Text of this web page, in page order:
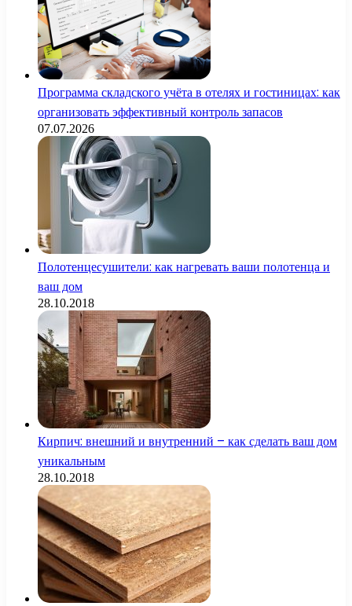
Программа складского учёта в отелях и гостиницах: как
организовать эффективный контроль запасов
07.07.2026
Полотенцесушители: как нагревать ваши полотенца и
ваш дом
28.10.2018
Кирпич: внешний и внутренний – как сделать ваш дом
уникальным
28.10.2018